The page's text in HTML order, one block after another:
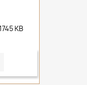
KB